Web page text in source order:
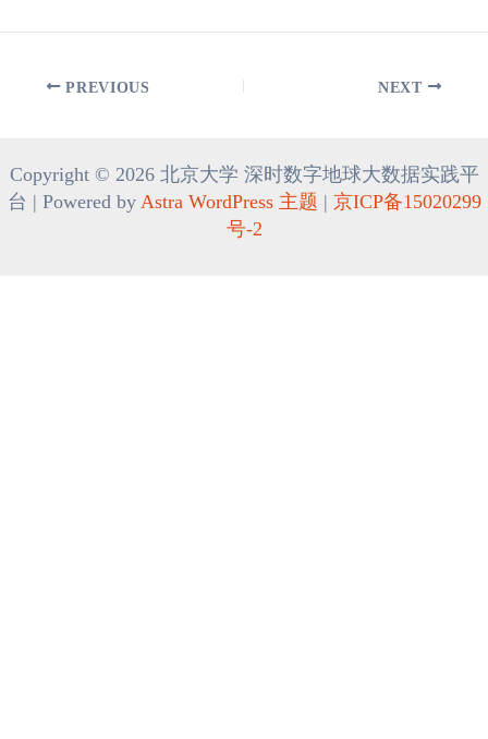
Post PREVIOUS NEXT
Copyright © 2026 北京大学 深时数字地球大数据实践平
台 | Powered by Astra WordPress 主题 | 京ICP备15020299
号-2